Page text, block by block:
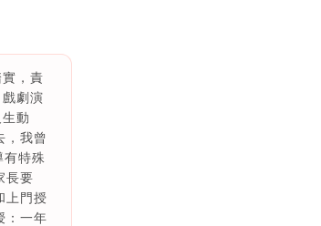
，責
劇演
動
，我曾
特殊
長要
上門授
：一年